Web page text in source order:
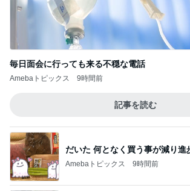
毎日面会に行っても来る不穏な電話
Amebaトピックス 9時間前
記事を読む
だいた 何となく買う事が減り進
Amebaトピックス 9時間前